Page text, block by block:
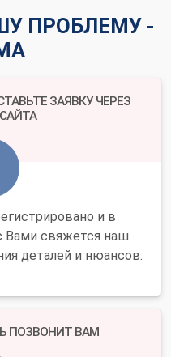
ПРОБЛЕМУ -
ЗАЯВКУ ЧЕРЕЗ
и в
Вами свяжется наш
деталей и нюансов.
ПОЗВОНИТ ВАМ